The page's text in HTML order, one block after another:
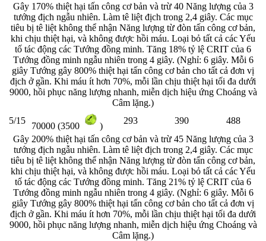
Gây 170% thiệt hại tấn công cơ bản và trừ 40 Năng lượng của 3
tướng địch ngẫu nhiên. Làm tê liệt địch trong 2,4 giây. Các mục
tiêu bị tê liệt không thể nhận Năng lượng từ đòn tấn công cơ bản,
khi chịu thiệt hại, và không được hồi máu. Loại bỏ tất cả các Yếu
tố tác động các Tướng đồng minh. Tăng 18% tỷ lệ CRIT của 6
Tướng đồng minh ngẫu nhiên trong 4 giây. (Nghỉ: 6 giây. Mỗi 6
giây Tướng gây 800% thiệt hại tấn công cơ bản cho tất cả đơn vị
địch ở gần. Khi máu ít hơn 70%, mỗi lần chịu thiệt hại tối đa dưới
9000, hồi phục năng lượng nhanh, miễn dịch hiệu ứng Choáng và
Câm lặng.)
5/15
70000 (3500 )
293 390
488
Gây 200% thiệt hại tấn công cơ bản và trừ 45 Năng lượng của 3
tướng địch ngẫu nhiên. Làm tê liệt địch trong 2,4 giây. Các mục
tiêu bị tê liệt không thể nhận Năng lượng từ đòn tấn công cơ bản,
khi chịu thiệt hại, và không được hồi máu. Loại bỏ tất cả các Yếu
tố tác động các Tướng đồng minh. Tăng 21% tỷ lệ CRIT của 6
Tướng đồng minh ngẫu nhiên trong 4 giây. (Nghỉ: 6 giây. Mỗi 6
giây Tướng gây 800% thiệt hại tấn công cơ bản cho tất cả đơn vị
địch ở gần. Khi máu ít hơn 70%, mỗi lần chịu thiệt hại tối đa dưới
9000, hồi phục năng lượng nhanh, miễn dịch hiệu ứng Choáng và
Câm lặng.)